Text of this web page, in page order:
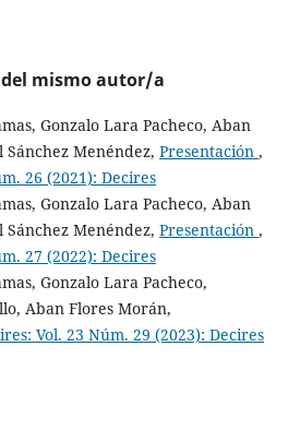
mismo autor/a
Gonzalo Lara Pacheco, Aban
Menéndez, Presentación ,
26 (2021): Decires
Gonzalo Lara Pacheco, Aban
Menéndez, Presentación ,
27 (2022): Decires
Gonzalo Lara Pacheco,
Aban Flores Morán,
Vol. 23 Núm. 29 (2023): Decires